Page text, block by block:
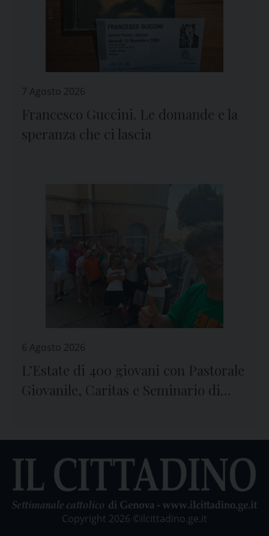
7 Agosto 2026
Francesco Guccini. Le domande e la
speranza che ci lascia
6 Agosto 2026
L’Estate di 400 giovani con Pastorale
Giovanile, Caritas e Seminario di
Copyright 2026 ©ilcittadino.ge.it